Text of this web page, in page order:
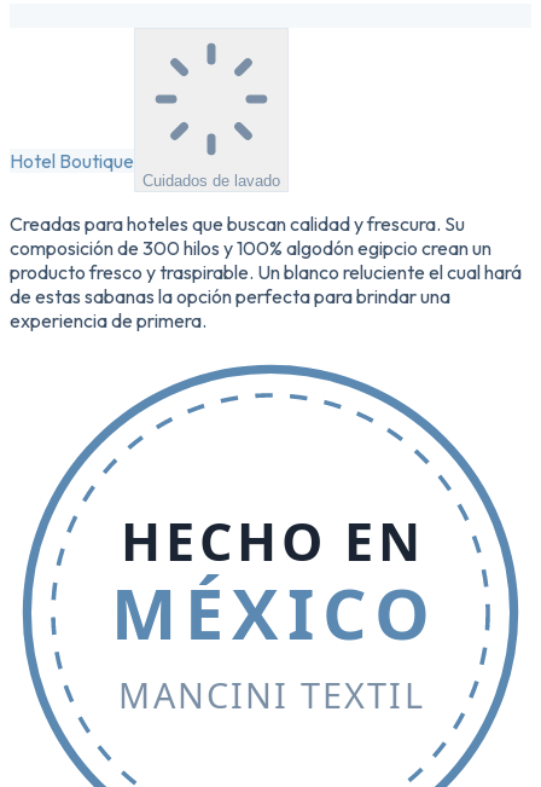
Hotel Boutique
Cuidados de lavado
Creadas para hoteles que buscan calidad y frescura. Su
composición de 300 hilos y 100% algodón egipcio crean un
producto fresco y traspirable. Un blanco reluciente el cual hará
de estas sabanas la opción perfecta para brindar una
experiencia de primera.
HECHO EN
MÉXICO
MANCINI TEXTIL